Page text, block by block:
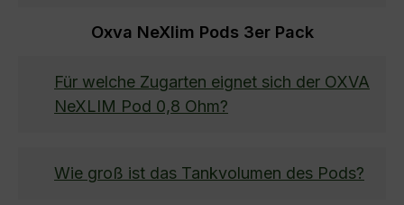
Oxva NeXlim Pods 3er Pack
Für welche Zugarten eignet sich der OXVA
NeXLIM Pod 0,8 Ohm?
Wie groß ist das Tankvolumen des Pods?